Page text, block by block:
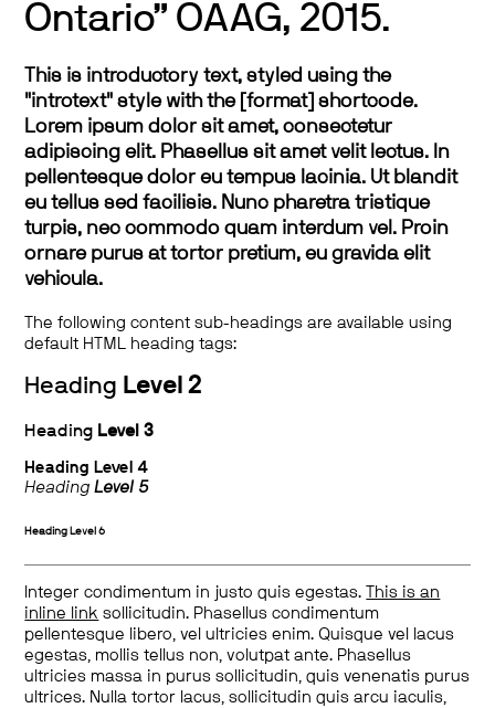
Ontario” OAAG, 2015.
This is introductory text, styled using the
"introtext" style with the [format] shortcode.
Lorem ipsum dolor sit amet, consectetur
adipiscing elit. Phasellus sit amet velit lectus. In
pellentesque dolor eu tempus lacinia. Ut blandit
eu tellus sed facilisis. Nunc pharetra tristique
turpis, nec commodo quam interdum vel. Proin
ornare purus at tortor pretium, eu gravida elit
vehicula.
The following content sub-headings are available using
default HTML heading tags:
Heading Level 2
Heading Level 3
Heading Level 4
HeadingLevel 5
Heading Level 6
Integer condimentum in justo quis egestas.
This is an
inline link sollicitudin. Phasellus condimentum
pellentesque libero, vel ultricies enim. Quisque vel lacus
egestas, mollis tellus non, volutpat ante. Phasellus
ultricies massa in purus sollicitudin, quis venenatis purus
ultrices. Nulla tortor lacus, sollicitudin quis arcu iaculis,